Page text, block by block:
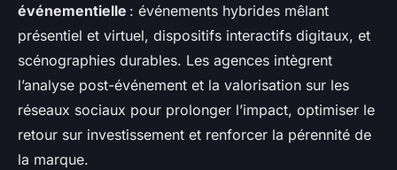
événementielle : événements hybrides mêlant
présentiel et virtuel, dispositifs interactifs digitaux, et
scénographies durables. Les agences intègrent
l’analyse post-événement et la valorisation sur les
réseaux sociaux pour prolonger l’impact, optimiser le
retour sur investissement et renforcer la pérennité de
la marque.